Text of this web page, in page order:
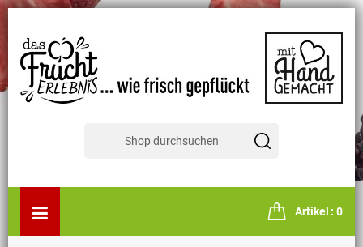
Artikel 0